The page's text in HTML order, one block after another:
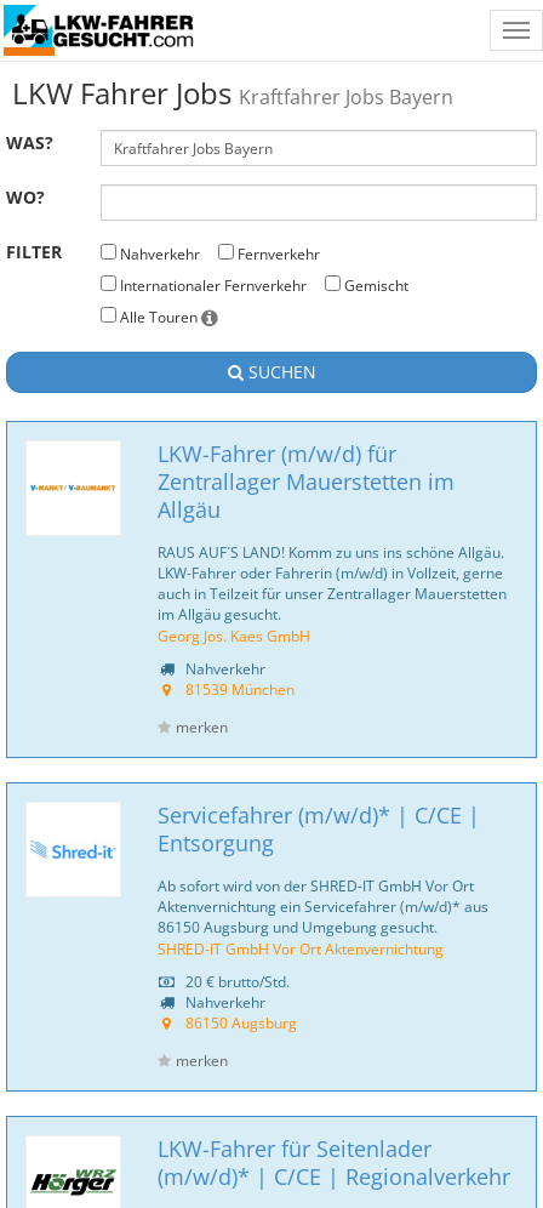
LKW Fahrer Jobs Kraftfahrer Jobs Bayern
WAS?
WO?
FILTER Nahverkehr
Fernverkehr
Internationaler Fernverkehr
Gemischt
Alle Touren
SUCHEN
LKW-Fahrer (m/w/d) für
Zentrallager Mauerstetten im
Allgäu
RAUS AUF´S LAND! Komm zu uns ins schöne Allgäu.
LKW-Fahrer oder Fahrerin (m/w/d) in Vollzeit, gerne
auch in Teilzeit für unser Zentrallager Mauerstetten
im Allgäu gesucht.
Georg Jos. Kaes GmbH
Nahverkehr
81539 München
merken
Servicefahrer (m/w/d)* | C/CE |
Entsorgung
Ab sofort wird von der SHRED-IT GmbH Vor Ort
Aktenvernichtung ein Servicefahrer (m/w/d)* aus
86150 Augsburg und Umgebung gesucht.
SHRED-IT GmbH Vor Ort Aktenvernichtung
20 € brutto/Std.
Nahverkehr
86150 Augsburg
merken
LKW-Fahrer für Seitenlader
(m/w/d)* | C/CE | Regionalverkehr